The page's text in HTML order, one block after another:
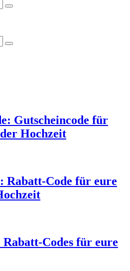
Gutscheincode für
Hochzeit
Rabatt-Code für eure
Codes für eure